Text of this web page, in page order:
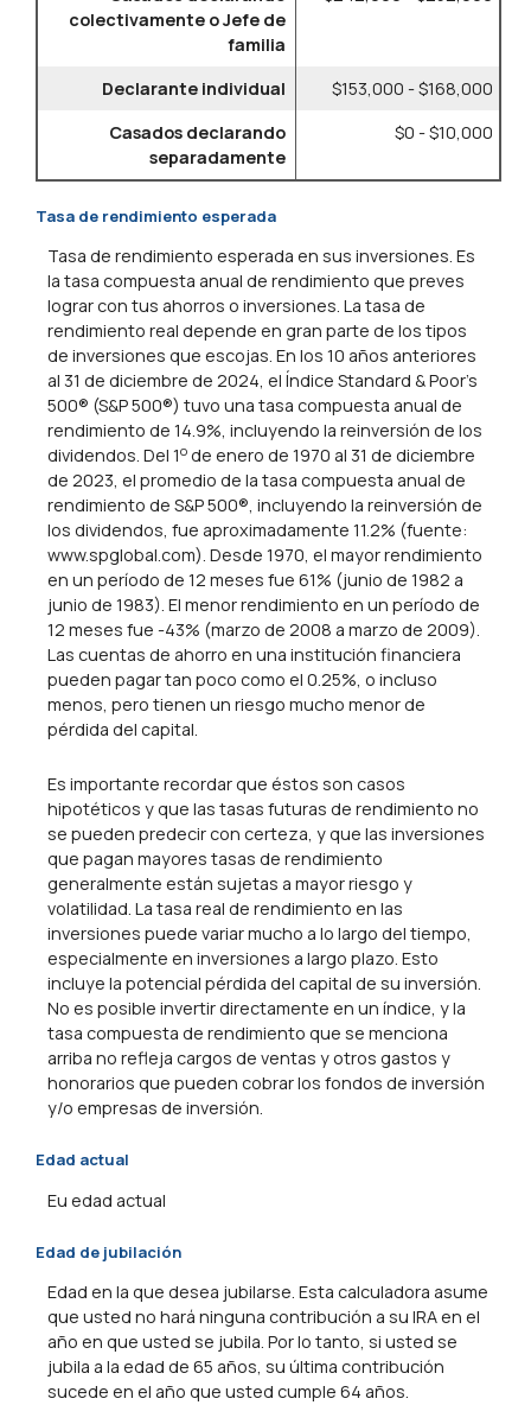
colectivamente o Jefe de
familia
Declarante individual
$153,000 - $168,000
Casados declarando
separadamente
$0 - $10,000
Tasa de rendimiento esperada
Tasa de rendimiento esperada en sus inversiones. Es
la tasa compuesta anual de rendimiento que preves
lograr con tus ahorros o inversiones. La tasa de
rendimiento real depende en gran parte de los tipos
de inversiones que escojas. En los 10 años anteriores
al 31 de diciembre de 2024, el Índice Standard & Poor's
500® (S&P 500®) tuvo una tasa compuesta anual de
rendimiento de 14.9%, incluyendo la reinversión de los
dividendos. Del 1o de enero de 1970 al 31 de diciembre
de 2023, el promedio de la tasa compuesta anual de
rendimiento de S&P 500®, incluyendo la reinversión de
los dividendos, fue aproximadamente 11.2% (fuente:
www.spglobal.com). Desde 1970, el mayor rendimiento
en un período de 12 meses fue 61% (junio de 1982 a
junio de 1983). El menor rendimiento en un período de
12 meses fue -43% (marzo de 2008 a marzo de 2009).
Las cuentas de ahorro en una institución financiera
pueden pagar tan poco como el 0.25%, o incluso
menos, pero tienen un riesgo mucho menor de
pérdida del capital.
Es importante recordar que éstos son casos
hipotéticos y que las tasas futuras de rendimiento no
se pueden predecir con certeza, y que las inversiones
que pagan mayores tasas de rendimiento
generalmente están sujetas a mayor riesgo y
volatilidad. La tasa real de rendimiento en las
inversiones puede variar mucho a lo largo del tiempo,
especialmente en inversiones a largo plazo. Esto
incluye la potencial pérdida del capital de su inversión.
No es posible invertir directamente en un índice, y la
tasa compuesta de rendimiento que se menciona
arriba no refleja cargos de ventas y otros gastos y
honorarios que pueden cobrar los fondos de inversión
y/o empresas de inversión.
Edad actual
Eu edad actual
Edad de jubilación
Edad en la que desea jubilarse. Esta calculadora asume
que usted no hará ninguna contribución a su IRA en el
año en que usted se jubila. Por lo tanto, si usted se
jubila a la edad de 65 años, su última contribución
sucede en el año que usted cumple 64 años.